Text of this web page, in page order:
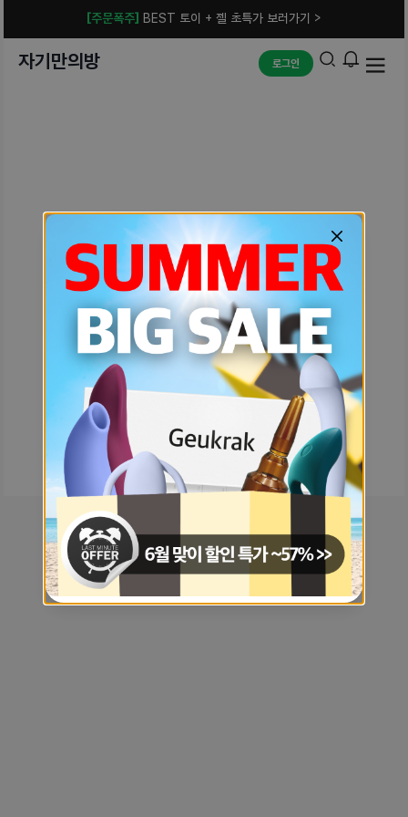
[주문폭주] BEST 토이 + 젤 초특가 보러가기 >
자기만의방 로그인
예상치 못한 에러입니다.